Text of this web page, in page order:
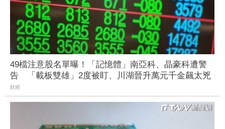
49檔注意股名單曝！「記憶體」南亞科、晶豪科遭警
告 「載板雙雄」2度被盯、川湖晉升萬元千金飆太兇
財經